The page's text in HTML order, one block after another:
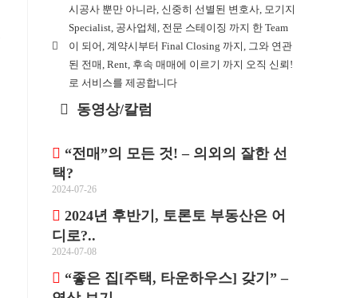
시공사 뿐만 아니라, 신중히 선별된 변호사, 모기지
Specialist, 공사업체, 전문 스테이징 까지 한 Team
이 되어, 계약시부터 Final Closing 까지, 그와 연관
된 전매, Rent, 후속 매매에 이르기 까지 오직 신뢰!
로 서비스를 제공합니다
동영상/칼럼
“전매”의 모든 것! – 의외의 잘한 선
택?
2024-07-26
2024년 후반기, 토론토 부동산은 어
디로?..
2024-07-08
“좋은 집[주택, 타운하우스] 갖기” –